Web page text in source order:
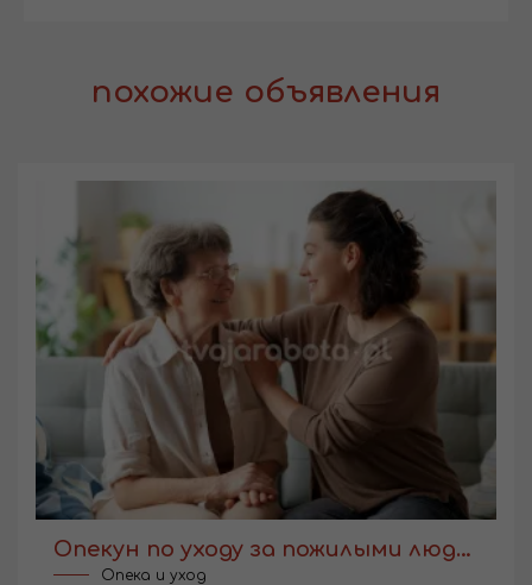
похожие объявления
Опекун по уходу за пожилыми людьми
Опека и уход